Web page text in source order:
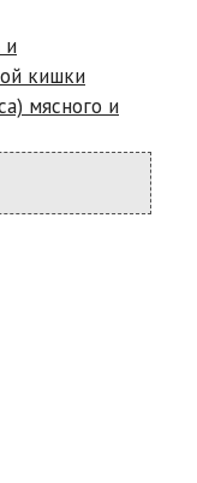
и
кишки
мясного и